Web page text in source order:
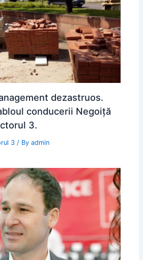
dezastruos.
conducerii Negoiţă
3.
3 / Byadmin